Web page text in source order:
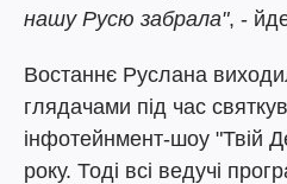
нашу Русю забрала", -
Востаннє Руслана
глядачами під час
інфотейнмент-шоу "Твій
року. Тоді всі ведучі